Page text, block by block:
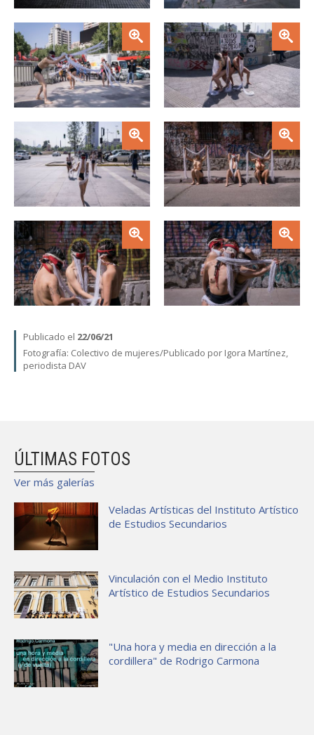
Zoom Zoom
Zoom
Zoom Zoom
Publicado el 22/06/21
Fotografía: Colectivo de mujeres Publicado por Igora Martínez,
periodista DAV
ÚLTIMAS FOTOS
Ver más galerías
Veladas Artísticas del Instituto Artístico
de Estudios Secundarios
Vinculación con el Medio Instituto
Artístico de Estudios Secundarios
"Una hora y media en dirección a la
cordillera" de Rodrigo Carmona